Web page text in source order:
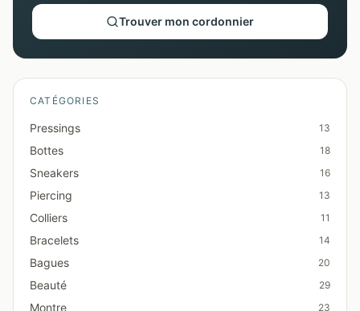
Trouver mon cordonnier
CATÉGORIES
Pressings 13
Bottes 18
Sneakers 16
Piercing 13
Colliers 11
Bracelets 14
Bagues 20
Beauté 29
Montre 23